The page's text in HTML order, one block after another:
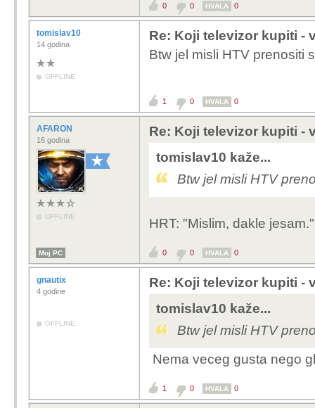
0 0 HVALA 0
tomislav10
14 godina
OFFLINE
Re: Koji televizor kupiti -
Btw jel misli HTV prenositi
1 0 HVALA 0
AFARON
16 godina
OFFLINE
Re: Koji televizor kupiti -
tomislav10 kaže...
Btw jel misli HTV
HRT: "Mislim, dakle jesam."
Moj PC 0 0 HVALA 0
gnautix
4 godine
OFFLINE
Re: Koji televizor kupiti -
tomislav10 kaže...
Btw jel misli HTV
Nema veceg gusta nego
1 0 HVALA 0